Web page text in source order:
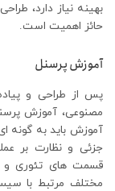
بهینه نیاز دارد،
حائز اهمیت است.
آموزش پرسنل
پس از طراحی و
مصنوعی، آموزش
آموزش باید به گونه
جزئی و نظارت بر
قسمت های تئوری و
مختلف مرتبط با